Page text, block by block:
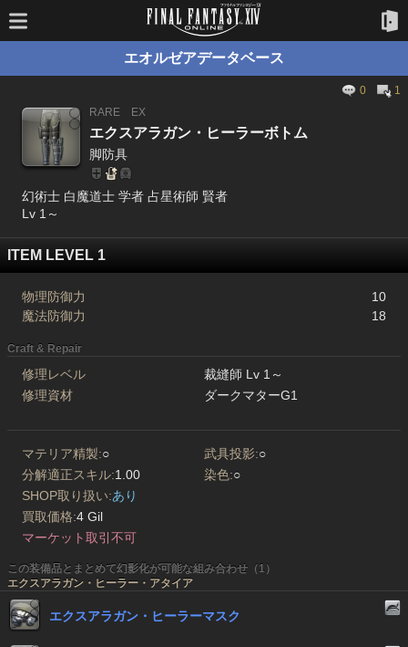
エオルゼアデータベース
0
1
RARE
EX
エクスアラガン・ヒーラーボトム
脚防具
幻術士 白魔道士 学者 占星術師 賢者
Lv 1～
ITEM LEVEL 1
物理防御力
10
魔法防御力
18
Craft & Repair
修理レベル
裁縫師 Lv 1～
修理資材
ダークマターG1
マテリア精製:○ 武具投影:○
分解適正スキル:1.00 染色:○
SHOP取り扱い:あり
買取価格:4 Gil
マーケット取引不可
この装備品とまとめて幻影化が可能な組み合わせ（1）
エクスアラガン・ヒーラー・アタイア
エクスアラガン・ヒーラーマスク